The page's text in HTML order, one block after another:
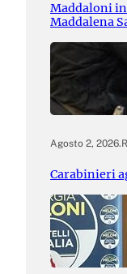
Maddaloni
Maddalena
Agosto 2, 2026.
Carabinieri